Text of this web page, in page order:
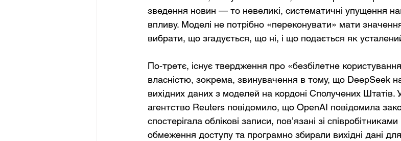
зведення новин — то невеликі, систематичні упущення
впливу. Моделі не потрібно «переконувати» мати
вибрати, що згадується, що ні, і що подається як
По-третє, існує твердження про «безбілетне
власністю, зокрема, звинувачення в тому, що DeepSeek
вихідних даних з моделей на кордоні Сполучених
агентство Reuters повідомило, що OpenAI повідомила
спостерігала облікові записи, пов’язані зі
обмеження доступу та програмно збирали вихідні дані